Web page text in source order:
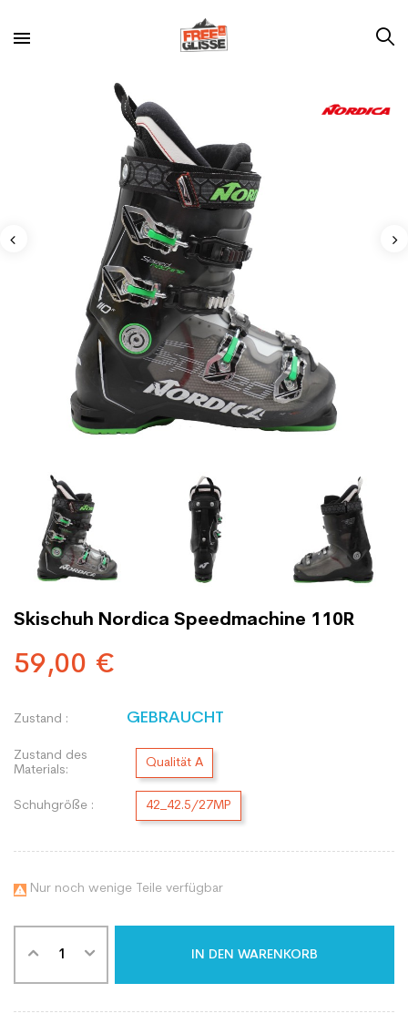
Skischuh Nordica Speedmachine 110R
59,00 €
Zustand : GEBRAUCHT
Zustand des
Materials:
Qualität A
Schuhgröße : 42_42.5/27MP
 Nur noch wenige Teile verfügbar
IN DEN WARENKORB